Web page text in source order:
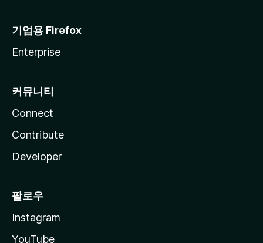
기업용 Firefox
Enterprise
커뮤니티
Connect
Contribute
Developer
팔로우
Instagram
YouTube